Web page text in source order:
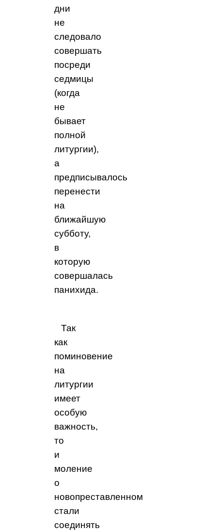
дни
не
следовало
совершать
посреди
седмицы
(когда
не
бывает
полной
литургии),
а
предписывалось
перенести
на
ближайшую
субботу,
в
которую
совершалась
панихида.
Так
как
поминовение
на
литургии
имеет
особую
важность,
то
и
моление
о
новопреставленном
стали
соединять